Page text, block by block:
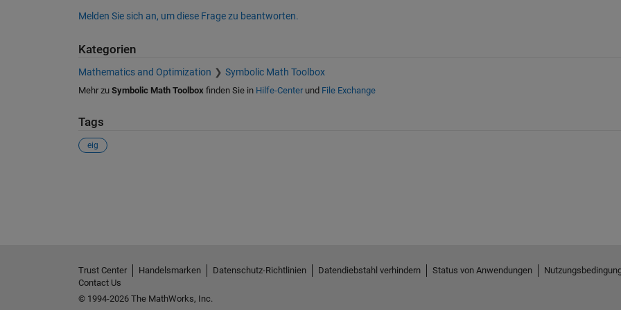
Melden Sie sich an, um diese Frage zu beantworten.
Kategorien
Mathematics and Optimization Symbolic Math Toolbox
Mehr zu Symbolic Math Toolbox finden Sie in Hilfe-Centerund File Exchange
Tags
eig
Trust Center Handelsmarken Datenschutz-Richtlinien Datendiebstahl verhindern Status von Anwendungen
Contact Us
© 1994-2026 The MathWorks, Inc.